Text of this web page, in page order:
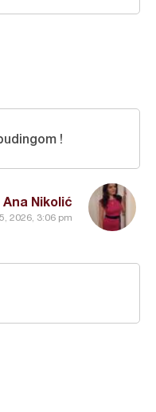
Ana Nikolić
2026, 3:06 pm
!